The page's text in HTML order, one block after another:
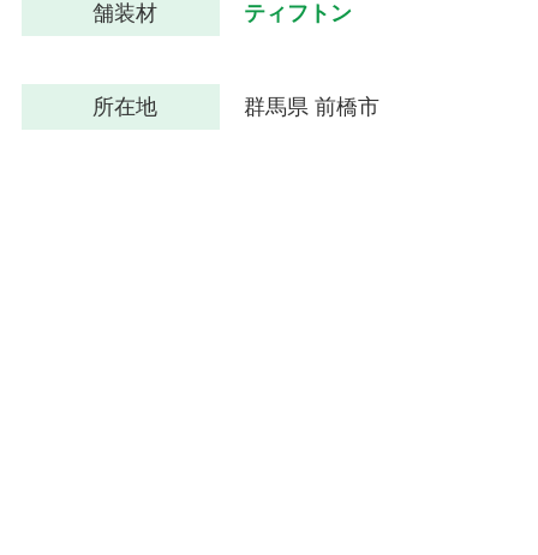
舗装材 ティフトン
所在地 群馬県 前橋市